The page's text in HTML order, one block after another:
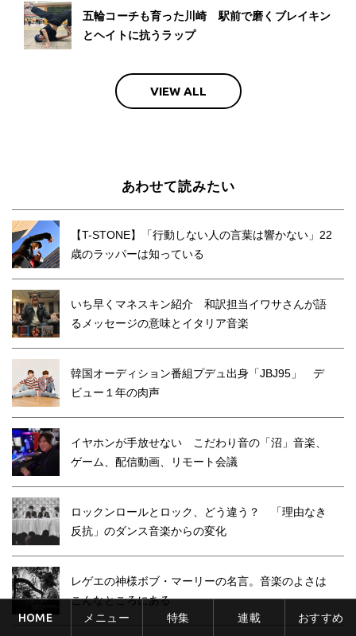
五輪コーチも育った川崎 駅前で磨くブレイキン
とヘイトに抗うラップ
VIEW ALL
あわせて読みたい
【T-STONE】「行動しない人の言葉は響かない」22
歳のラッパーは知っている
いち早くマネスキン紹介 和訳担当イワサさんが語
るメッセージの意味とイタリア音楽
韓国オーディション番組プデュ出身「JBJ95」 デ
ビュー１年の肉声
イヤホンが手放せない こだわり音の「沼」音楽、
ゲーム、配信動画、リモート会議
ロックンロールとロック、どう違う？ 「理由なき
反抗」のダンス音楽からの変化
レゲエの神様ボブ・マーリーの名言。音楽のよさは
こんなところにある
HOME
メニュー 特集 連載 おすすめ